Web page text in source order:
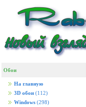
Обои
На главную
3D обои (112)
Windows (298)